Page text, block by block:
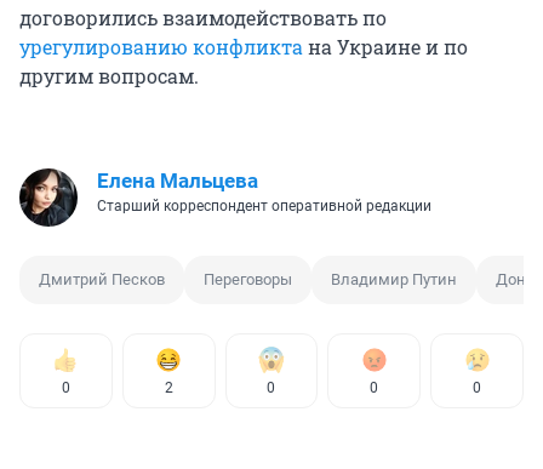
договорились взаимодействовать по
урегулированию конфликтана Украине и по
другим вопросам.
Елена Мальцева
Старший корреспондент оперативной редакции
Дмитрий Песков Переговоры Владимир Путин
0 2 0 0 0